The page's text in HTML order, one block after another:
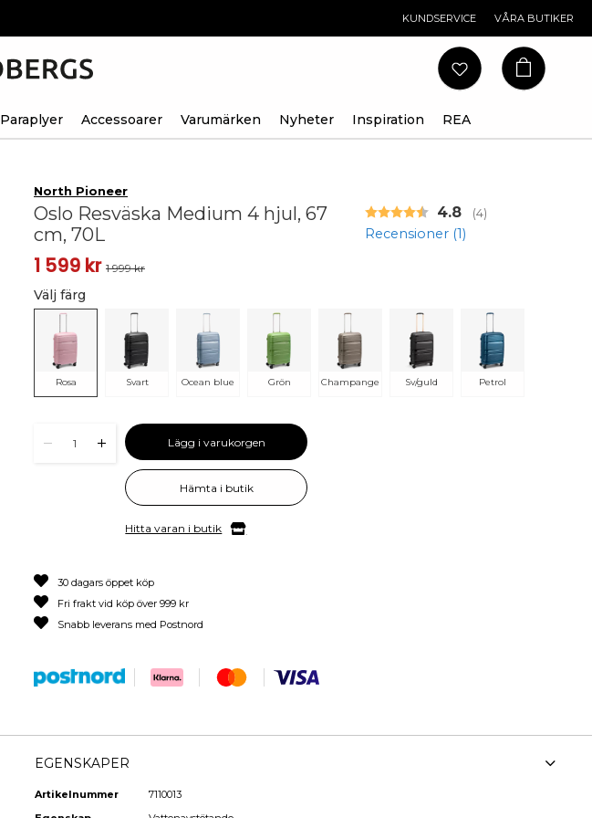
KUNDSERVICE VÅRA BUTIKER
Paraplyer Accessoarer Varumärken Nyheter Inspiration REA
North Pioneer
Oslo Resväska Medium 4 hjul, 67
cm, 70L
1 599 kr 1 999 kr
Snittbetyg:
4.8 (röster:
4)
Recensioner (1)
Välj färg
Rosa Svart Ocean blue Grön Champange Sv/guld Petrol
1 Lägg i varukorgen
Hämta i butik
Hitta varan i butik
30 dagars öppet köp
Fri frakt vid köp över 999 kr
Snabb leverans med Postnord
EGENSKAPER
Artikelnummer
7110013